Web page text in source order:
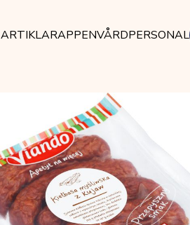
ARTIKLARAPPENVÅRDPERSONAL